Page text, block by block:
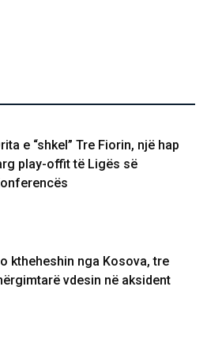
e “shkel” Tre Fiorin, një hap
play-offit të Ligës së
ktheheshin nga Kosova, tre
vdesin në aksident